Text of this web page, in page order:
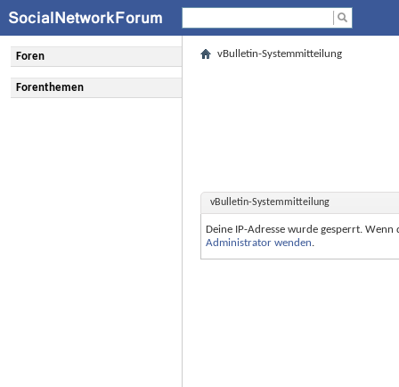
Foren
Forenthemen
vBulletin-Systemmitteilung
vBulletin-Systemmitteilung
Deine IP-Adresse wurde gesperrt.
Administrator wenden.